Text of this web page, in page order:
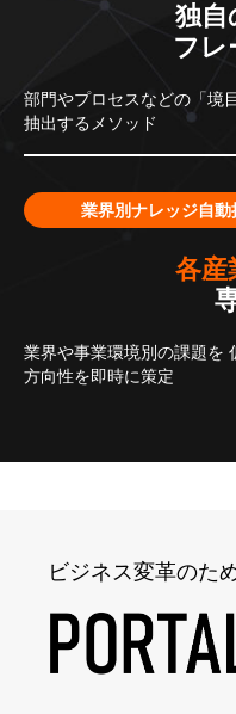
独自
フレ
部門やプロセスなどの「境
抽出するメソッド
業界別ナレッジ自動
各産
業界や事業環境別の課題を
方向性を即時に策定
ビジネス変革のた